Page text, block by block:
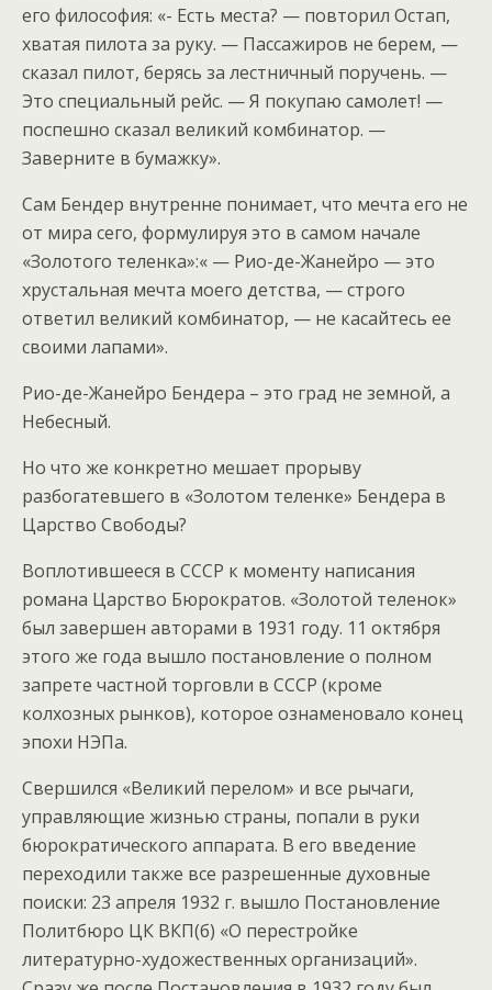
его философия: «- Есть места? — повторил Остап,
хватая пилота за руку. — Пассажиров не берем, —
сказал пилот, берясь за лестничный поручень. —
Это специальный рейс. — Я покупаю самолет! —
поспешно сказал великий комбинатор. —
Заверните в бумажку».
Сам Бендер внутренне понимает, что мечта его не
от мира сего, формулируя это в самом начале
«Золотого теленка»:« — Рио-де-Жанейро — это
хрустальная мечта моего детства, — строго
ответил великий комбинатор, — не касайтесь ее
своими лапами».
Рио-де-Жанейро Бендера – это град не земной, а
Небесный.
Но что же конкретно мешает прорыву
разбогатевшего в «Золотом теленке» Бендера в
Царство Свободы?
Воплотившееся в СССР к моменту написания
романа Царство Бюрократов. «Золотой теленок»
был завершен авторами в 1931 году. 11 октября
этого же года вышло постановление о полном
запрете частной торговли в СССР (кроме
колхозных рынков), которое ознаменовало конец
эпохи НЭПа.
Свершился «Великий перелом» и все рычаги,
управляющие жизнью страны, попали в руки
бюрократического аппарата. В его введение
переходили также все разрешенные духовные
поиски: 23 апреля 1932 г. вышло Постановление
Политбюро ЦК ВКП(б) «О перестройке
литературно-художественных организаций».